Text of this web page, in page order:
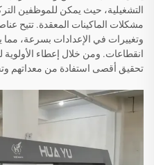
التشغيلية، حيث يمكن للموظفين
مشكلات الماكينات المعقدة. تتيح
وتغييرات في الإعدادات بسرعة،
انقطاعات. ومن خلال إعطاء
تحقيق أقصى استفادة من معداتهم